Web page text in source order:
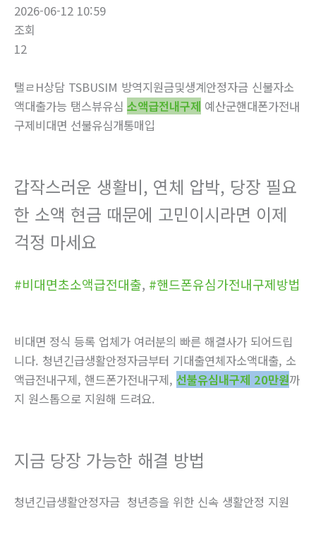
2026-06-12 10:59
조회
12
탤ㄹH상담 TSBUSIM 방역지원금및생계안정자금 신불자소
액대출가능 탬스뷰유심 소액급전내구제 예산군핸대폰가전내
구제비대면 선불유심개통매입
갑작스러운 생활비, 연체 압박, 당장 필요
한 소액 현금 때문에 고민이시라면 이제
걱정 마세요
#비대면초소액급전대출, #핸드폰유심가전내구제방법
비대면 정식 등록 업체가 여러분의 빠른 해결사가 되어드립
니다. 청년긴급생활안정자금부터 기대출연체자소액대출, 소
액급전내구제, 핸드폰가전내구제, 선불유심내구제 20만원까
지 원스톱으로 지원해 드려요.
지금 당장 가능한 해결 방법
청년긴급생활안정자금 청년층을 위한 신속 생활안정 지원